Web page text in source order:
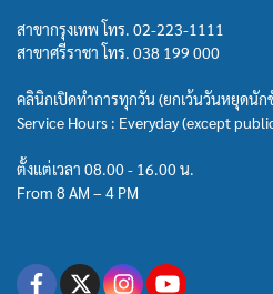
สาขากรุงเทพ โทร. 02-223-1111
สาขาศรีราชา โทร. 038 199 000
คลินิกเปิดทำการทุกวัน (ยกเว้นวันหยุดนั
Service Hours : Everyday (except
ตั้งแต่เวลา 08.00 - 16.00 น.
From 8 AM – 4 PM